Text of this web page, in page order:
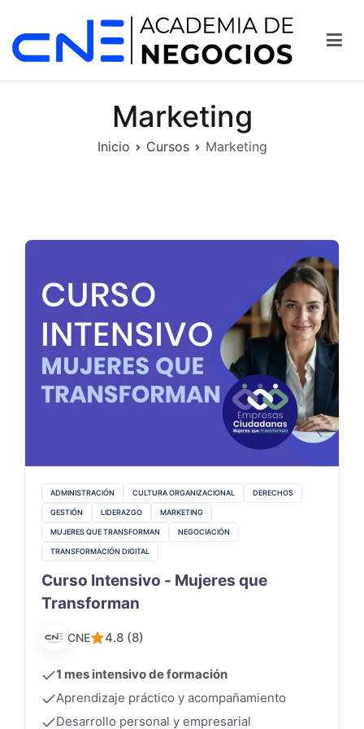
contenido
Marketing
Inicio Cursos Marketing
ADMINISTRACIÓN CULTURA ORGANIZACIONAL DERECHOS
GESTIÓN LIDERAZGO MARKETING
MUJERES QUE TRANSFORMAN NEGOCIACIÓN
TRANSFORMACIÓN DIGITAL
Curso Intensivo - Mujeres que
Transforman
CNE 4.8 (8)
1 mes intensivo de formación
Aprendizaje práctico y acompañamiento
Desarrollo personal y empresarial